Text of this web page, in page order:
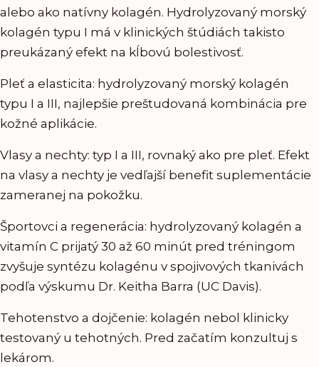
alebo ako natívny kolagén. Hydrolyzovaný morský
kolagén typu I má v klinických štúdiách takisto
preukázaný efekt na kĺbovú bolestivosť.
Pleť a elasticita: hydrolyzovaný morský kolagén
typu I a III, najlepšie preštudovaná kombinácia pre
kožné aplikácie.
Vlasy a nechty: typ I a III, rovnaký ako pre pleť. Efekt
na vlasy a nechty je vedľajší benefit suplementácie
zameranej na pokožku.
Športovci a regenerácia: hydrolyzovaný kolagén a
vitamín C prijatý 30 až 60 minút pred tréningom
zvyšuje syntézu kolagénu v spojivových tkanivách
podľa výskumu Dr. Keitha Barra (UC Davis).
Tehotenstvo a dojčenie: kolagén nebol klinicky
testovaný u tehotných. Pred začatím konzultuj s
lekárom.